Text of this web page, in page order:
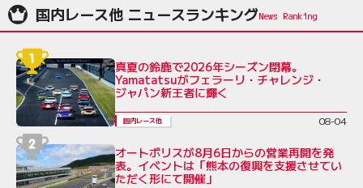
国内レース他 ニュースランキング
真夏の鈴鹿で2026年シーズン閉幕。
Yamatatsuがフェラーリ・チャレンジ・
ジャパン新王者に輝く
国内レース他 08-04
オートポリスが8月6日からの営業再開を発
表。イベントは「熊本の復興を支援させてい
ただく形にて開催」